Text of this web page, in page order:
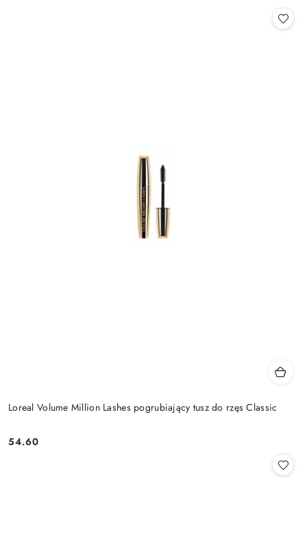
Loreal Volume Million Lashes pogrubiający tusz do rzęs Classic
Cena:
54.60